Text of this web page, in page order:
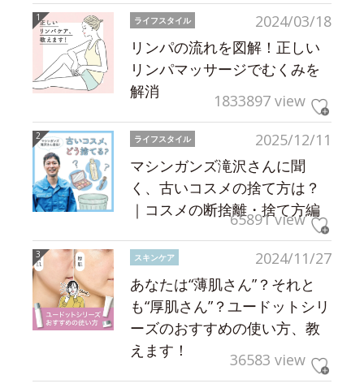
2024/03/18
ライフスタイル
リンパの流れを図解！正しい
リンパマッサージでむくみを
解消
1833897 view
2025/12/11
ライフスタイル
マシンガンズ滝沢さんに聞
く、古いコスメの捨て方は？
｜コスメの断捨離・捨て方編
65891 view
2024/11/27
スキンケア
あなたは“薄肌さん”？それと
も“厚肌さん”？ユードットシリ
ーズのおすすめの使い方、教
えます！
36583 view